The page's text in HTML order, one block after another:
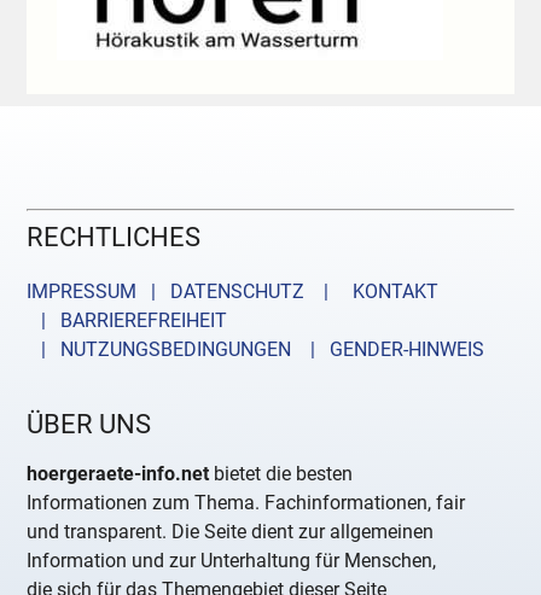
RECHTLICHES
IMPRESSUM | DATENSCHUTZ |
KONTAKT
| BARRIEREFREIHEIT
| NUTZUNGSBEDINGUNGEN
| GENDER-HINWEIS
ÜBER UNS
hoergeraete-info.net bietet die besten
Informationen zum Thema. Fachinformationen, fair
und transparent. Die Seite dient zur allgemeinen
Information und zur Unterhaltung für Menschen,
die sich für das Themengebiet dieser Seite